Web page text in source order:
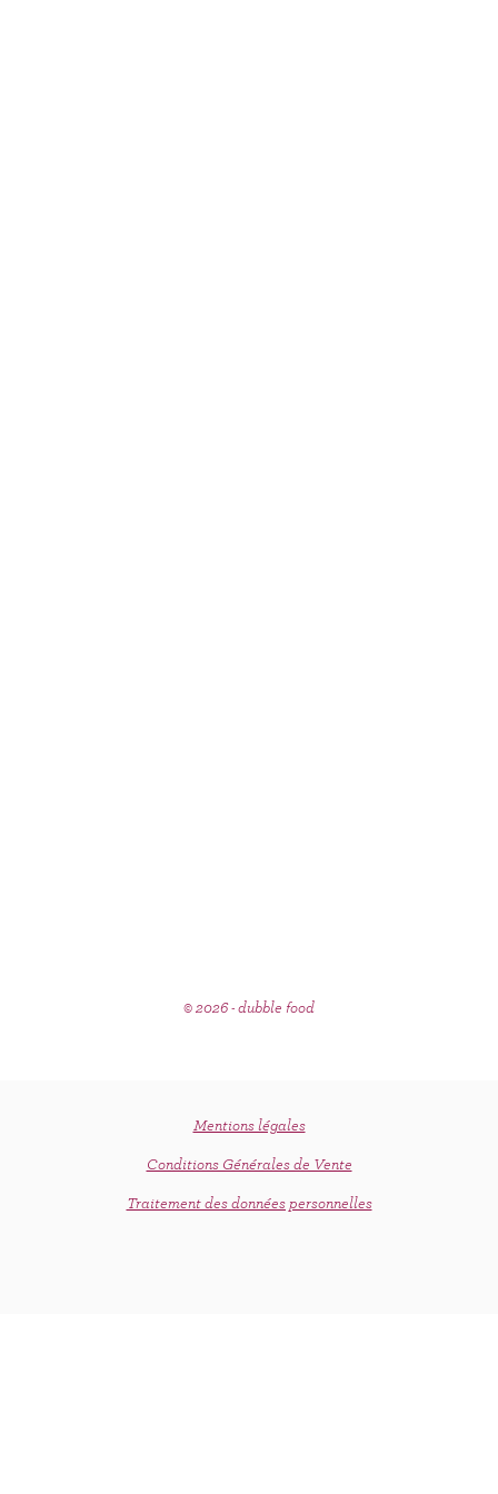
Mentions légales
Conditions Générales de Vente
© 2026 - dubble food
Traitement des données personnelles